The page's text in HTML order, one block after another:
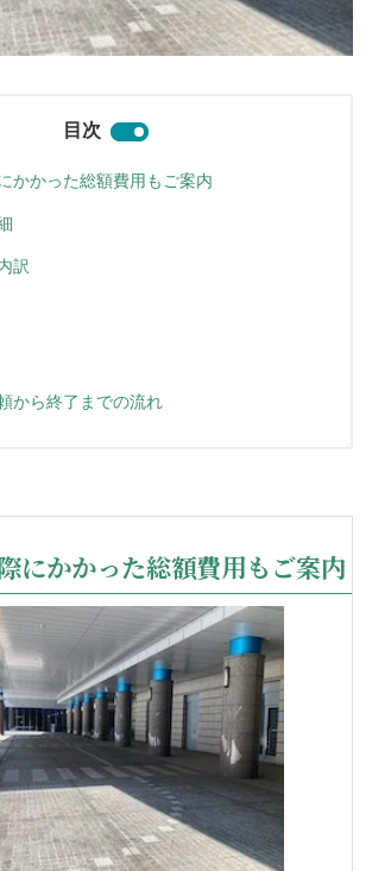
目次
かかった総額費用もご案内
訳
から終了までの流れ
にかかった総額費用もご案内